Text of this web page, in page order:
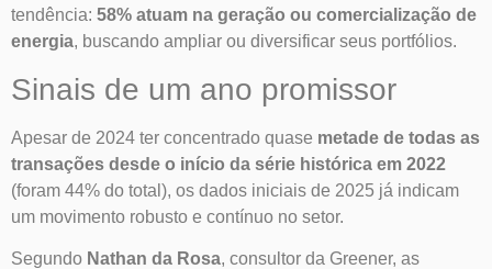
tendência: 58% atuam na geração ou comercialização de
energia, buscando ampliar ou diversificar seus portfólios.
Sinais de um ano promissor
Apesar de 2024 ter concentrado quase metade de todas as
transações desde o início da série histórica em 2022
(foram 44% do total), os dados iniciais de 2025 já indicam
um movimento robusto e contínuo no setor.
Segundo Nathan da Rosa, consultor da Greener, as